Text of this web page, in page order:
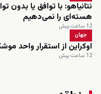
نتانیاهو: با توافق یا بدون
هسته‌ای را نمی‌دهیم
12 ساعت پیش
جهان
اوکراین از استقرار واحد
12 ساعت پیش